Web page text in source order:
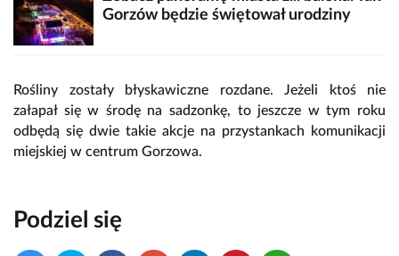
Gorzów będzie świętował urodziny
Rośliny zostały błyskawiczne rozdane. Jeżeli ktoś nie
załapał się w środę na sadzonkę, to jeszcze w tym roku
odbędą się dwie takie akcje na przystankach komunikacji
miejskiej w centrum Gorzowa.
Podziel się